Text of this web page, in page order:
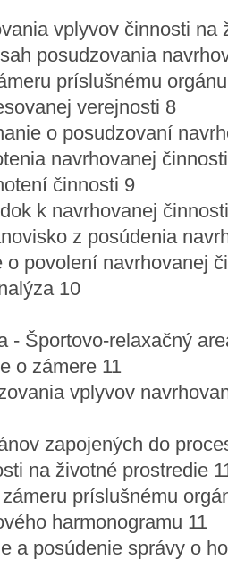
vplyvov činnosti na
posudzovania
príslušnému
verejnosti 8
o posudzovaní
navrhovanej
činnosti 9
k navrhovanej
z posúdenia
o povolení navrhovanej
10
- Športovo-relaxačný
o zámere 11
vplyvov
zapojených do
na životné prostredie
príslušnému
harmonogramu 11
a posúdenie správy o